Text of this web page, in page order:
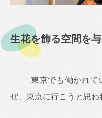
生花を飾る空間を
東京でも働かれて
ぜ、東京に行こうと思わ